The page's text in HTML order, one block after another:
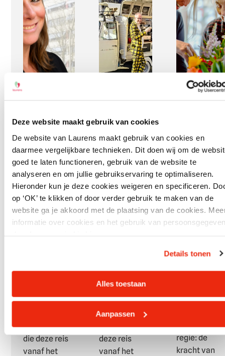
Deze website maakt gebruik van cookies
De website van Laurens maakt gebruik van cookies en
daarmee vergelijkbare technieken. Dit doen wij om de
goed te laten functioneren, gebruik van de website te
analyseren en om jullie gebruikservaring te optimaliseren.
Hieronder kun je deze cookies weigeren en specificeren.
op ‘OK’ te klikken of door verder gebruik te maken van de
website ga je akkoord met de plaatsing van de cookies.
informatie over cookies en het gebruik van
Details tonen
Alles toestaan
Aanpassen
20 juli 2026
20 jaar
Laurens:
Het
verhaal
van Nicole
In 2026
bestaat
vieren met
van collega’s
die deze reis
vanaf het
20 april 2026
20 jaar
Laurens:
Het
verhaal
van Robert
In 2026
bestaat
jaar door
vieren met
portretten van
collega’s die
deze reis
vanaf het
Laurens
| ‘Ruimte
voor
de kracht
van
leven’
bestaat 20
tijdens ons
‘Ruimte voor
regie: de
kracht van